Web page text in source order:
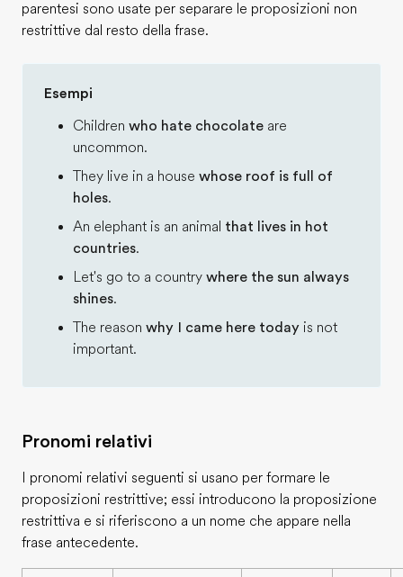
parentesi sono usate per separare le proposizioni non
restrittive dal resto della frase.
Esempi
Children who hate chocolate are
uncommon.
They live in a house whose roof is full of
holes.
An elephant is an animal that lives in hot
countries.
Let's go to a country where the sun always
shines.
The reason why I came here today is not
important.
Pronomi relativi
I pronomi relativi seguenti si usano per formare le
proposizioni restrittive; essi introducono la proposizione
restrittiva e si riferiscono a un nome che appare nella
frase antecedente.